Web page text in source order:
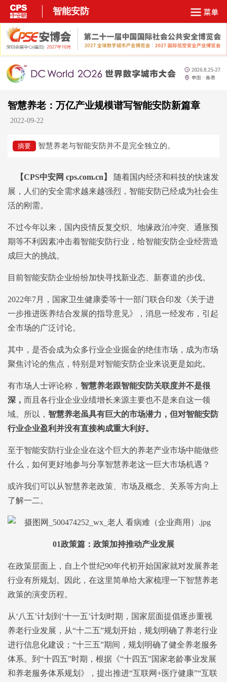
智能安防
智慧养老：万亿产业规模谱写智能安防新篇章
2022-09-22
摘要 智慧养老与智能安防并不是完全独立的。
【CPS中安网 cps.com.cn】
随着国内经济和科技的快速发
展，人们的安全需求越来越强烈，智能安防已经成为社会生
活的刚需。
不过今年以来，国内疫情反复交织、地缘政治冲突、通胀预
期等不利因素冲击着智能安防行业，给智能安防企业经营造
成巨大的挑战。
目前智能安防企业纷纷加快寻找新业态、新赛道的步伐。
2022年7月，国家卫生健康委等十一部门联合印发《关于进
一步推进医养结合发展的指导意见》，消息一经发布，引起
全市场的广泛讨论。
其中，是否会成为众多行业企业掘金的绝佳市场，成为市场
聚焦讨论的焦点，特别是对智能安防企业来说更是如此。
有市场人士评论称， 智慧养老跟智能安防关联度并不是很
深， 而且各行业企业业绩增长来源主要也不是来自这一领
域。所以， 智慧养老虽具有巨大的市场潜力，但对智能安防
行业企业盈利并没有直接构成重大利好。
至于智能安防行业企业在这个巨大的养老产业市场中能做些
什么，如何更好地参与分享智慧养老这一巨大市场机遇？
或许我们可以从智慧养老政策、市场及概念、关系等方向上
了解一二。
01政策篇：政策加持推动产业发展
在政策层面上，自上个世纪90年代初开始国家就对发展养老
行业有所规划。因此，在这里简单给大家梳理一下智慧养老
政策的演变历程。
从‘八五’计划到‘十一五’计划时期，国家层面提倡逐步重视
养老行业发展，从“十二五”规划开始，规划明确了养老行业
进行信息化建设；“十三五”期间，规划明确了健全养老服务
体系。到“十四五”时期，根据《“十四五”国家老龄事业发展
和养老服务体系规划》，提出推进“互联网+医疗健康”“互联